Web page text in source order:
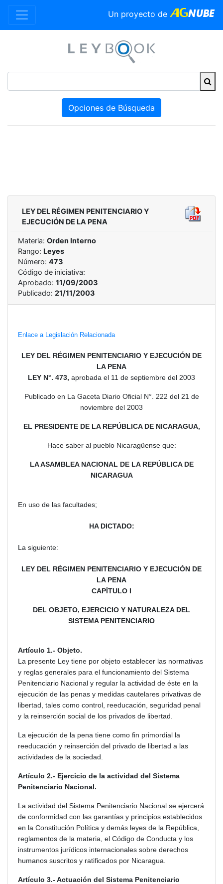
Un proyecto de
Opciones de Búsqueda
LEY DEL RÉGIMEN PENITENCIARIO Y
EJECUCIÓN DE LA PENA
Materia: Orden Interno
Rango: Leyes
Número: 473
Código de iniciativa:
Aprobado: 11/09/2003
Publicado: 21/11/2003
Enlace a Legislación Relacionada
LEY DEL RÉGIMEN PENITENCIARIO Y EJECUCIÓN DE
LA PENA
LEY N°. 473, aprobada el 11 de septiembre del 2003
Publicado en La Gaceta Diario Oficial N°. 222 del 21 de
noviembre del 2003
EL PRESIDENTE DE LA REPÚBLICA DE NICARAGUA,
Hace saber al pueblo Nicaragüense que:
LA ASAMBLEA NACIONAL DE LA REPÚBLICA DE
NICARAGUA
En uso de las facultades;
HA DICTADO:
La siguiente:
LEY DEL RÉGIMEN PENITENCIARIO Y EJECUCIÓN DE
LA PENA
CAPÍTULO I
DEL OBJETO, EJERCICIO Y NATURALEZA DEL
SISTEMA PENITENCIARIO
Artículo 1.- Objeto.
La presente Ley tiene por objeto establecer las normativas
y reglas generales para el funcionamiento del Sistema
Penitenciario Nacional y regular la actividad de éste en la
ejecución de las penas y medidas cautelares privativas de
libertad, tales como control, reeducación, seguridad penal
y la reinserción social de los privados de libertad.
La ejecución de la pena tiene como fin primordial la
reeducación y reinserción del privado de libertad a las
actividades de la sociedad.
Artículo 2.- Ejercicio de la actividad del Sistema
Penitenciario Nacional.
La actividad del Sistema Penitenciario Nacional se ejercerá
de conformidad con las garantías y principios establecidos
en la Constitución Política y demás leyes de la República,
reglamentos de la materia, el Código de Conducta y los
instrumentos jurídicos internacionales sobre derechos
humanos suscritos y ratificados por Nicaragua.
Artículo 3.- Actuación del Sistema Penitenciario